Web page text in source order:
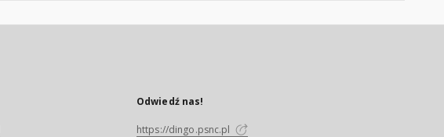
Odwiedź nas!
https://dingo.psnc.pl